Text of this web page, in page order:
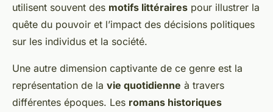
utilisent souvent des motifs littéraires pour illustrer la
quête du pouvoir et l’impact des décisions politiques
sur les individus et la société.
Une autre dimension captivante de ce genre est la
représentation de la vie quotidienne à travers
différentes époques. Les romans historiques